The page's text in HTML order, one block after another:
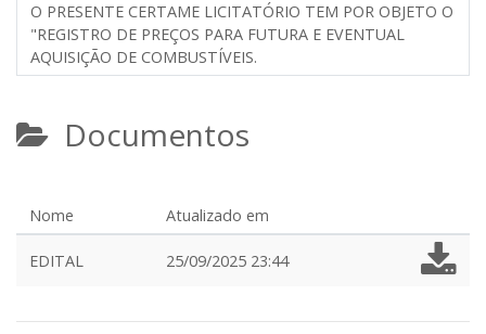
O PRESENTE CERTAME LICITATÓRIO TEM POR OBJETO O
"REGISTRO DE PREÇOS PARA FUTURA E EVENTUAL
AQUISIÇÃO DE COMBUSTÍVEIS.
Documentos
Nome Atualizado em
EDITAL 25/09/2025 23:44